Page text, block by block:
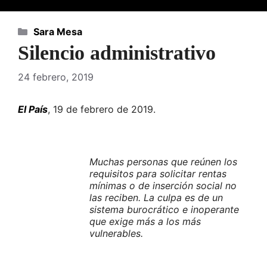
Silencio administrativo
24 febrero, 2019
El País, 19 de febrero de 2019.
Muchas personas que reúnen los
requisitos para solicitar rentas
mínimas o de inserción social no
las reciben. La culpa es de un
sistema burocrático e inoperante
que exige más a los más
vulnerables.
Categorías
Sara Mesa